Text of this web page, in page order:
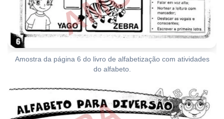
Amostra da página 6 do livro de alfabetização com atividades
do alfabeto.